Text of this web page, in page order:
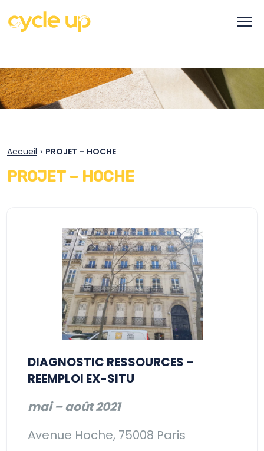
Accueil › PROJET – HOCHE
PROJET – HOCHE
DIAGNOSTIC RESSOURCES –
REEMPLOI EX-SITU
mai – août2021
Avenue Hoche, 75008 Paris